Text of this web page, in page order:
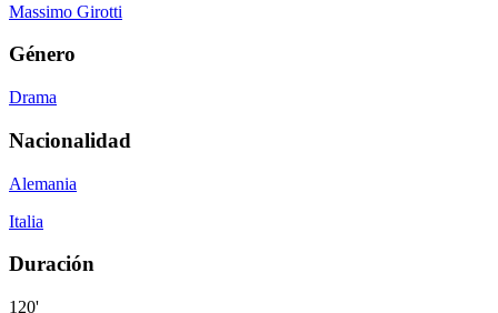
Massimo Girotti
Género
Drama
Nacionalidad
Alemania
Italia
Duración
120'